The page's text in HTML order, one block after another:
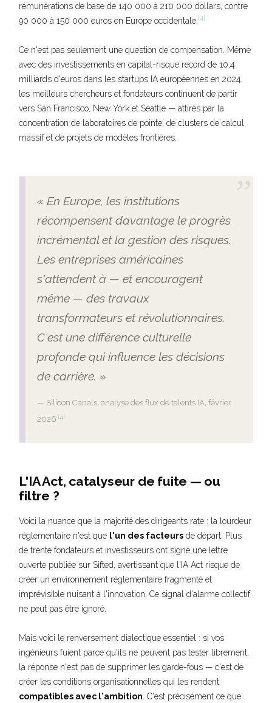
rémunérations de base de 140 000 à 210 000 dollars, contre
90 000 à 150 000 euros en Europe occidentale. [4]
Ce n'est pas seulement une question de compensation. Même
avec des investissements en capital-risque record de 10,4
milliards d'euros dans les startups IA européennes en 2024,
les meilleurs chercheurs et fondateurs continuent de partir
vers San Francisco, New York et Seattle — attirés par la
concentration de laboratoires de pointe, de clusters de calcul
massif et de projets de modèles frontières.
« En Europe, les institutions
récompensent davantage le progrès
incrémental et la gestion des risques.
Les entreprises américaines
s'attendent à — et encouragent
même — des travaux
transformateurs et révolutionnaires.
C'est une différence culturelle
profonde qui influence les décisions
de carrière. »
— Silicon Canals, analyse des flux de talents IA, février
2026 [4]
L'IA Act, catalyseur de fuite — ou
filtre ?
Voici la nuance que la majorité des dirigeants rate : la lourdeur
réglementaire n'est que l'un des facteurs de départ. Plus
de trente fondateurs et investisseurs ont signé une lettre
ouverte publiée sur Sifted, avertissant que l'IA Act risque de
créer un environnement réglementaire fragmenté et
imprévisible nuisant à l'innovation. Ce signal d'alarme collectif
ne peut pas être ignoré.
Mais voici le renversement dialectique essentiel : si vos
ingénieurs fuient parce qu'ils ne peuvent pas tester librement,
la réponse n'est pas de supprimer les garde-fous — c'est de
créer les conditions organisationnelles qui les rendent
compatibles avec l'ambition . C'est précisément ce que